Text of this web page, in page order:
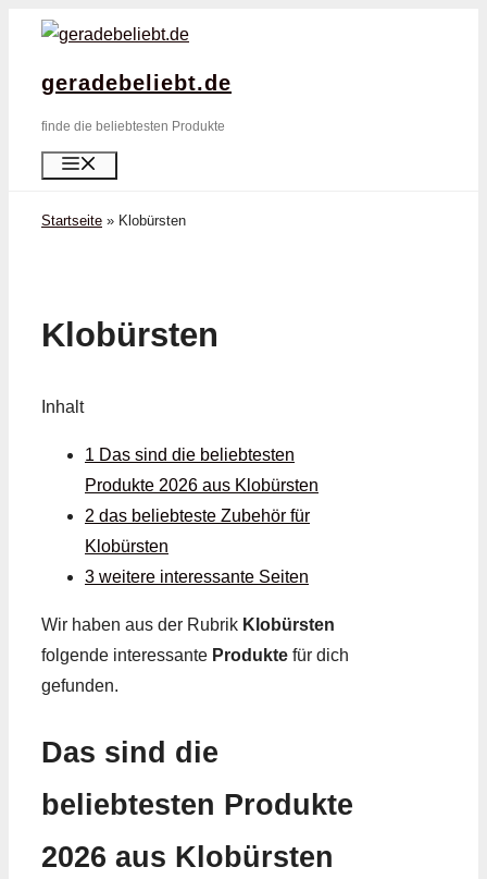
Zum
springen
geradebeliebt.de
finde die beliebtesten Produkte
Startseite » Klobürsten
Klobürsten
Inhalt
1 Das sind die beliebtesten
Produkte 2026 aus Klobürsten
2 das beliebteste Zubehör für
Klobürsten
3 weitere interessante Seiten
Wir haben aus der Rubrik Klobürsten
folgende interessante Produkte für dich
gefunden.
Das sind die
beliebtesten Produkte
2026 aus Klobürsten